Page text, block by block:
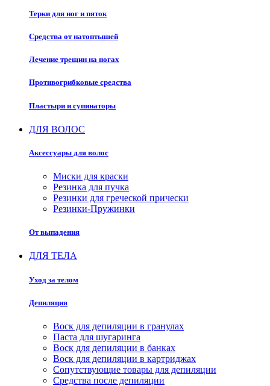
Терки для ног и пяток
Средства от натоптышей
Лечение трещин на ногах
Противогрибковые средства
Пластыри и супинаторы
ДЛЯ ВОЛОС
Аксессуары для волос
Миски для краски
Резинка для пучка
Резинки для греческой прически
Резинки-Пружинки
От выпадения
ДЛЯ ТЕЛА
Уход за телом
Депиляция
Воск для депиляции в гранулах
Паста для шугаринга
Воск для депиляции в банках
Воск для депиляции в картриджах
Сопутствующие товары для депиляции
Средства после депиляции